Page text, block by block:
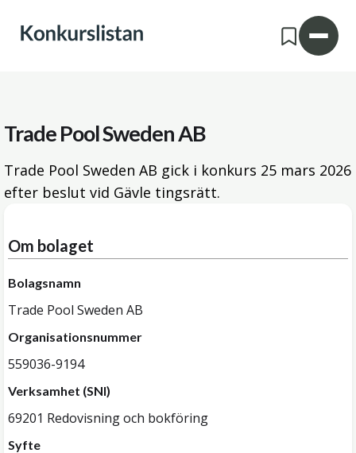
Trade Pool Sweden AB
Trade Pool Sweden AB gick i konkurs 25 mars 2026
efter beslut vid Gävle tingsrätt.
Om bolaget
Bolagsnamn
Trade Pool Sweden AB
Organisationsnummer
559036-9194
Verksamhet (SNI)
69201 Redovisning och bokföring
Syfte